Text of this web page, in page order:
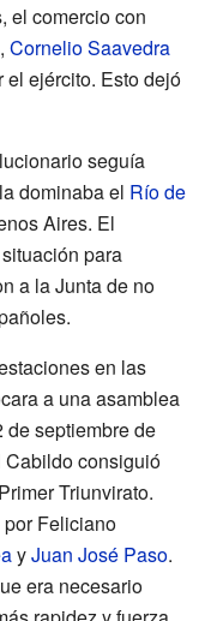
el comercio con
Cornelio Saavedra
el ejército. Esto dejó
seguía
dominaba el Río de
Aires. El
para
a la Junta de no
en las
a una asamblea
de septiembre de
Cabildo consiguió
Triunvirato.
Feliciano
yJuan José Paso.
era necesario